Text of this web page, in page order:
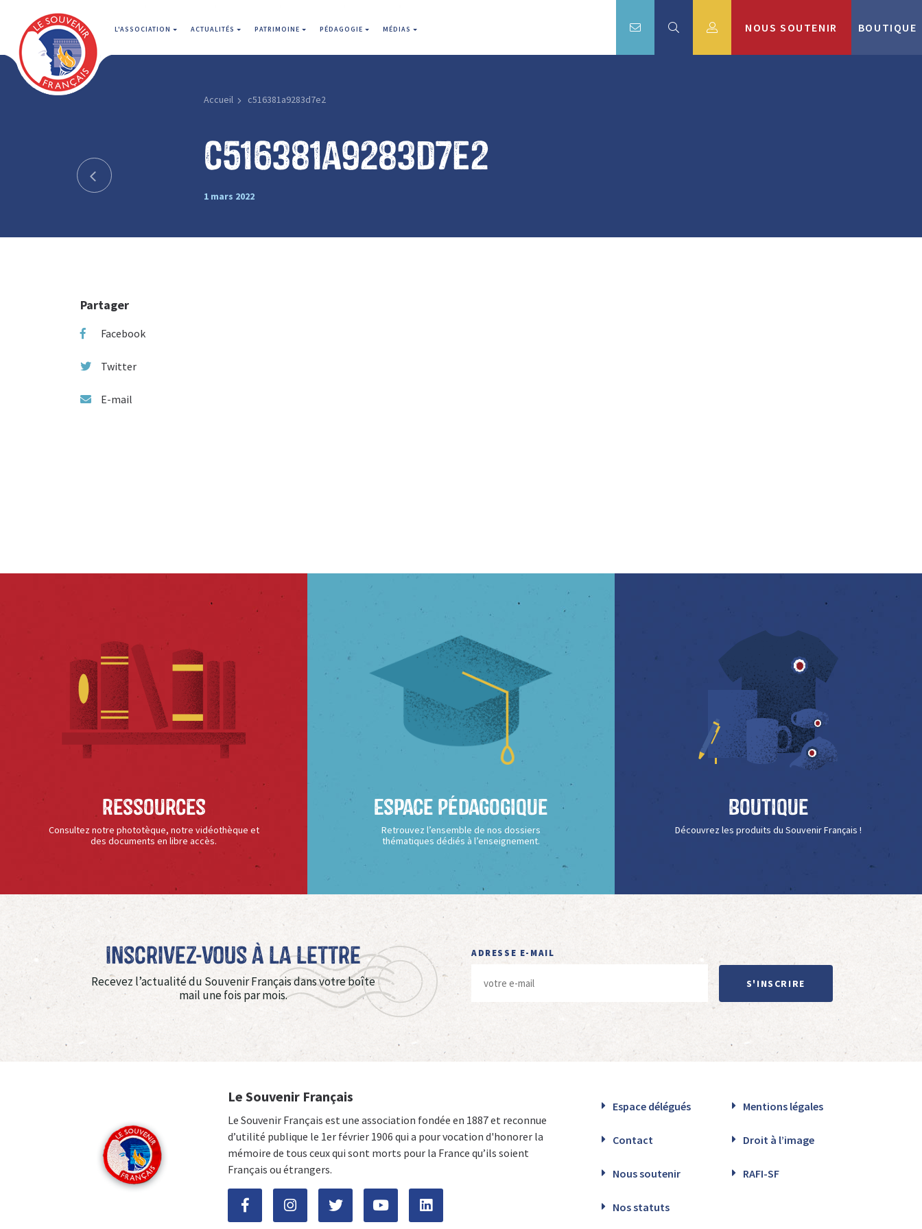
L'ASSOCIATION ACTUALITÉS PATRIMOINE PÉDAGOGIE MÉDIAS NOUS SOUTENIR BOUTIQUE
Accueil c516381a9283d7e2
c516381a9283d7e2
1 mars 2022
Partager
Facebook
Twitter
E-mail
Ressources
Consultez notre phototèque, notre vidéothèque et
des documents en libre accès.
Espace Pédagogique
Retrouvez l’ensemble de nos dossiers
thématiques dédiés à l’enseignement.
Boutique
Découvrez les produits du Souvenir Français !
Inscrivez-vous à La Lettre
Recevez l’actualité du Souvenir Français dans votre boîte
mail une fois par mois.
ADRESSE E-MAIL
S'INSCRIRE
Le Souvenir Français
Le Souvenir Français est une association fondée en 1887 et reconnue
d’utilité publique le 1er février 1906 qui a pour vocation d'honorer la
mémoire de tous ceux qui sont morts pour la France qu’ils soient
Français ou étrangers.
Espace délégués Mentions légales
Contact Droit à l’image
Nous soutenir RAFI-SF
Nos statuts